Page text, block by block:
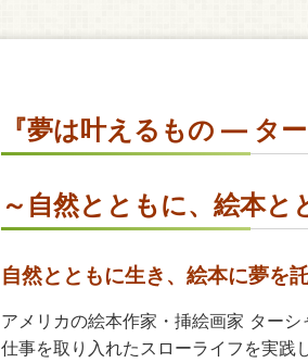
『夢は叶えるもの ― ター
～自然とともに、絵本と
自然とともに生き、絵本に夢を
アメリカの絵本作家・挿絵画家 ターシ
仕事を取り入れたスローライフを実践